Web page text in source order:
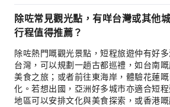
除咗常見觀光點，有咩台灣或其他
行程值得推薦？
除咗熱門嘅觀光景點，短程旅遊仲有好
台灣，可以規劃一趟古都巡禮，如台南
美食之旅；或者前往東海岸，體驗花蓮
化。若想出國，亞洲好多城市亦適合短
地區可以安排文化與美食探索，或香港